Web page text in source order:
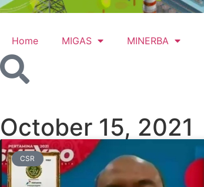
Home MIGAS MINERBA
October 15, 2021
CSR